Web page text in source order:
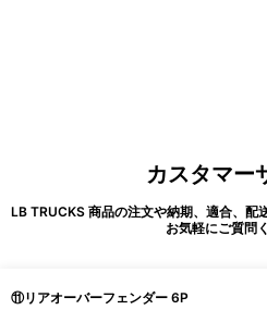
カスタマー
LB TRUCKS 商品の注文や納期、適合、配
お気軽にご質問
⑪リアオーバーフェンダー 6P